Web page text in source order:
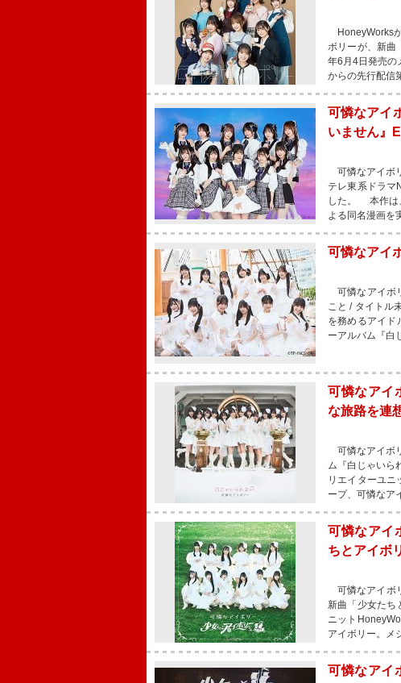
HoneyWorks
ボリーが、新
年6月4日発売の
からの先行配信
可憐なアイ
いません』
可憐なアイボ
テレ東系ドラマ
した。 本作は
よる同名漫画を
可憐なアイ
可憐なアイボ
こと / タイトル
を務めるアイド
ーアルバム『白
可憐なアイ
な旅路を連
可憐なアイボ
ム『白じゃいら
リエイターユニ
ープ、可憐なア
可憐なアイ
ちとアイボ
可憐なアイボ
新曲「少女た
ニット
アイボリー。メ
可憐なアイ